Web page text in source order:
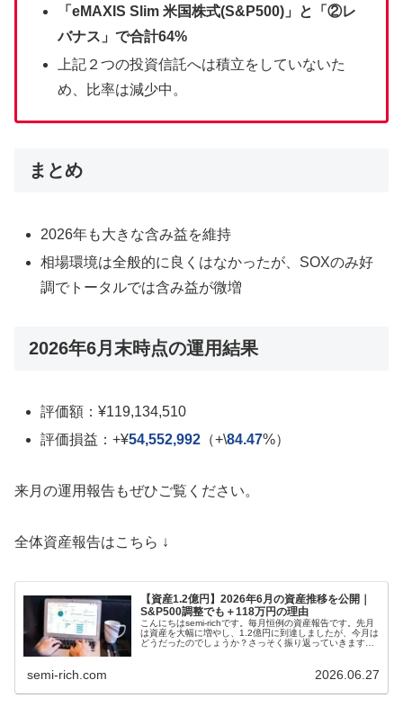
「eMAXIS Slim 米国株式(S&P500)」と「②レ
バナス」で合計64%
上記２つの投資信託へは積立をしていないた
め、比率は減少中。
まとめ
2026年も大きな含み益を維持
相場環境は全般的に良くはなかったが、SOXのみ好
調でトータルでは含み益が微増
2026年6月末時点の運用結果
評価額：¥119,134,510
評価損益：+¥54,552,992 （+\84.47%）
来月の運用報告もぜひご覧ください。
全体資産報告はこちら ↓
【資産1.2億円】2026年6月の資産推移を公開｜
S&P500調整でも＋118万円の理由
こんにちはsemi-richです。毎月恒例の資産報告です。先月
は資産を大幅に増やし、1.2億円に到達しましたが、今月は
どうだったのでしょうか？さっそく振り返っていきます。
semi-rich.com 2026.06.27